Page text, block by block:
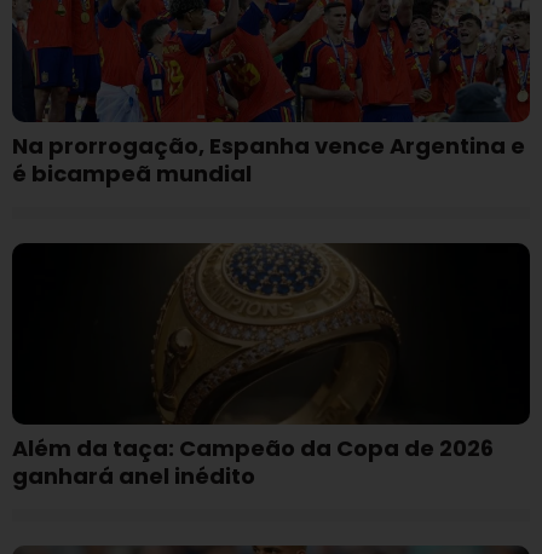
Na prorrogação, Espanha vence Argentina e
é bicampeã mundial
Além da taça: Campeão da Copa de 2026
ganhará anel inédito